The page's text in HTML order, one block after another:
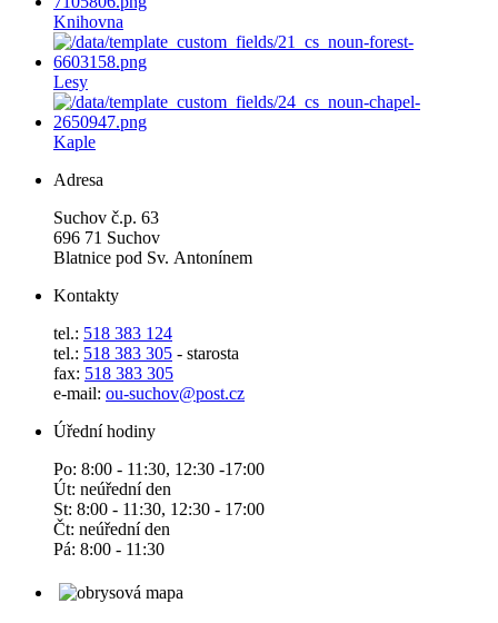
Knihovna
Lesy
Kaple
Adresa
Suchov č.p. 63
696 71 Suchov
Blatnice pod Sv. Antonínem
Kontakty
tel.: 518 383 124
tel.: 518 383 305 - starosta
fax: 518 383 305
e-mail: ou-suchov@post.cz
Úřední hodiny
Po: 8:00 - 11:30, 12:30 -17:00
Út: neúřední den
St: 8:00 - 11:30, 12:30 - 17:00
Čt: neúřední den
Pá: 8:00 - 11:30